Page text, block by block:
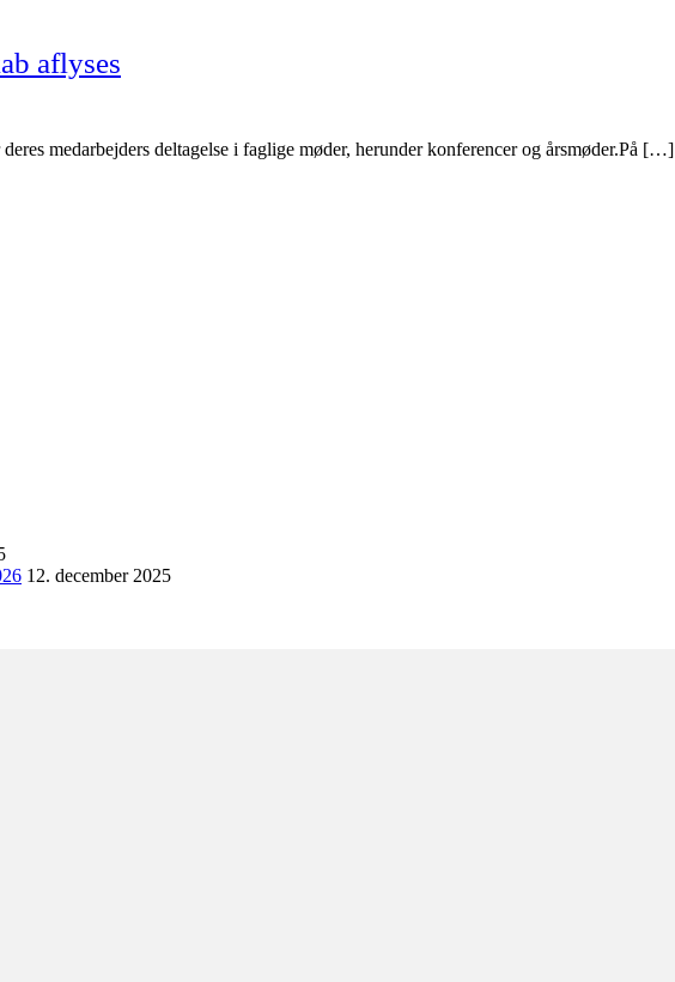
aflyses
medarbejders deltagelse i faglige møder, herunder konferencer og årsmøder.På […]
12. december 2025